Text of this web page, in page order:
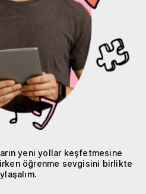
yeni yollar keşfetmesine
öğrenme sevgisini birlikte